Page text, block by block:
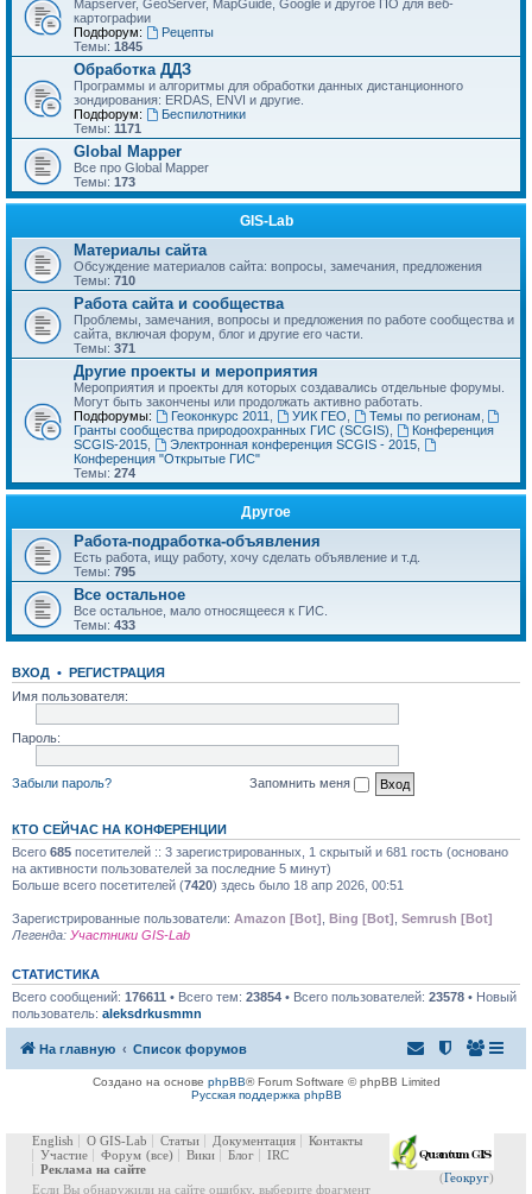
Mapserver, GeoServer, MapGuide, Google и другое ПО для веб-
картографии
Подфорум:
Рецепты
Темы: 1845
Обработка ДДЗ
Программы и алгоритмы для обработки данных дистанционного
зондирования: ERDAS, ENVI и другие.
Подфорум:
Беспилотники
Темы: 1171
Global Mapper
Все про Global Mapper
Темы: 173
GIS-Lab
Материалы сайта
Обсуждение материалов сайта: вопросы, замечания, предложения
Темы: 710
Работа сайта и сообщества
Проблемы, замечания, вопросы и предложения по работе сообщества и
сайта, включая форум, блог и другие его части.
Темы: 371
Другие проекты и мероприятия
Мероприятия и проекты для которых создавались отдельные форумы.
Могут быть закончены или продолжать активно работать.
Подфорумы:
Геоконкурс 2011 УИК ГЕО Темы по регионам
Гранты сообщества природоохранных ГИС (SCGIS)
Конференция
SCGIS-2015
Электронная конференция SCGIS - 2015,
Конференция "Открытые ГИС"
Темы: 274
Другое
Работа-подработка-объявления
Есть работа, ищу работу, хочу сделать объявление и т.д.
Темы: 795
Все остальное
Все остальное, мало относящееся к ГИС.
Темы: 433
ВХОД • РЕГИСТРАЦИЯ
Имя пользователя:
Пароль:
Забыли пароль? Запомнить меня
КТО СЕЙЧАС НА КОНФЕРЕНЦИИ
Всего 685 посетителей :: 3 зарегистрированных, 1 скрытый и 681 гость (основано
на активности пользователей за последние 5 минут)
Больше всего посетителей (7420) здесь было 18 апр 2026, 00:51
Зарегистрированные пользователи: Amazon [Bot] Bing [Bot] Semrush [Bot]
Легенда: Участники GIS-Lab
СТАТИСТИКА
Всего сообщений: 176611 • Всего тем: 23854 • Всего пользователей: 23578 • Новый
пользователь: aleksdrkusmmn
На главную Список форумов
Создано на основе phpBB® Forum Software © phpBB Limited
Русская поддержка phpBB
(Геокруг)
English О GIS-Lab Статьи Документация
Контакты
Участие
Форум (все) Вики Блог
IRC
Реклама на сайте
Если Вы обнаружили на сайте ошибку, выберите фрагмент